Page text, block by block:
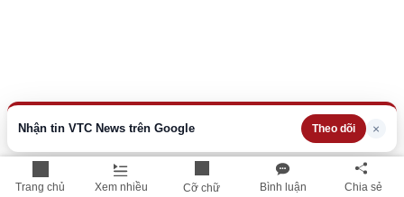
Trang chủ Xem nhiều Cỡ chữ Bình luận Chia sẻ
Nhận tin VTC News trên Google Theo dõi ×